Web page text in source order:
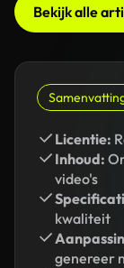
Bekijk alle
Licentie:
Inhoud:
video's
kwaliteit
genereer